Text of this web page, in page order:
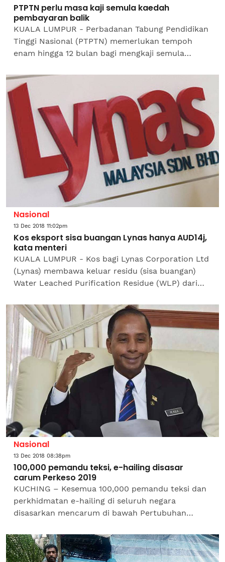
PTPTN perlu masa kaji semula kaedah
pembayaran balik
KUALA LUMPUR - Perbadanan Tabung Pendidikan
Tinggi Nasional (PTPTN) memerlukan tempoh
enam hingga 12 bulan bagi mengkaji semula
pinjaman pendidikan. Timbalan...
Nasional
13 Dec 2018 11:02pm
Kos eksport sisa buangan Lynas hanya AUD14j,
kata menteri
KUALA LUMPUR - Kos bagi Lynas Corporation Ltd
(Lynas) membawa keluar residu (sisa buangan)
Water Leached Purification Residue (WLP) dari
Tenaga,...
Nasional
13 Dec 2018 08:38pm
100,000 pemandu teksi, e-hailing disasar
carum Perkeso 2019
KUCHING – Kesemua 100,000 pemandu teksi dan
perkhidmatan e-hailing di seluruh negara
disasarkan mencarum di bawah Pertubuhan
Menteri Sumber Manusia, M...